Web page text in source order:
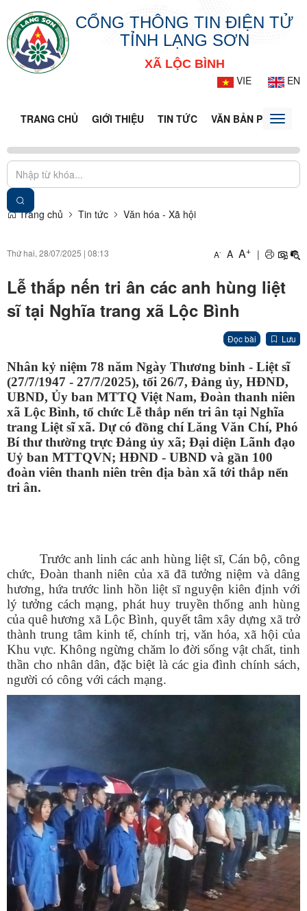
CỔNG THÔNG TIN ĐIỆN TỬ
TỈNH LẠNG SƠN
XÃ LỘC BÌNH
VIE
EN
TRANG CHỦ GIỚI THIỆU TIN TỨC VĂN BẢN PHÁPToggle
Trang chủ Tin tức Văn hóa - Xã hội
Thứ hai, 28/07/2025 | 08:13 A- A A+ |
Lễ thắp nến tri ân các anh hùng liệt
sĩ tại Nghĩa trang xã Lộc Bình
Đọc bài Lưu
Nhân kỷ niệm 78 năm Ngày Thương binh - Liệt sĩ
(27/7/1947 - 27/7/2025), tối 26/7, Đảng ủy, HĐND,
UBND, Ủy ban MTTQ Việt Nam, Đoàn thanh niên
xã Lộc Bình, tổ chức Lễ thắp nến tri ân tại Nghĩa
trang Liệt sĩ xã. Dự có đồng chí Lăng Văn Chí, Phó
Bí thư thường trực Đảng ủy xã; Đại diện Lãnh đạo
Uỷ ban MTTQVN; HĐND - UBND và gần 100
đoàn viên thanh niên trên địa bàn xã tới thắp nến
tri ân.
Trước anh linh các anh hùng liệt sĩ, Cán bộ, công
chức, Đoàn thanh niên của xã đã tưởng niệm và dâng
hương, hứa trước linh hồn liệt sĩ nguyện kiên định với
lý tưởng cách mạng, phát huy truyền thống anh hùng
của quê hương xã Lộc Bình, quyết tâm xây dựng xã trở
thành trung tâm kinh tế, chính trị, văn hóa, xã hội của
Khu vực. Không ngừng chăm lo đời sống vật chất, tinh
thần cho nhân dân, đặc biệt là các gia đình chính sách,
người có công với cách mạng.